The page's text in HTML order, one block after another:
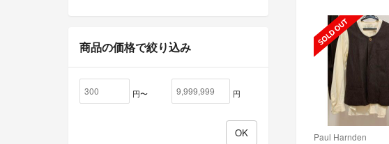
Paul Harnden
商品の価格で絞り込み
円〜 円